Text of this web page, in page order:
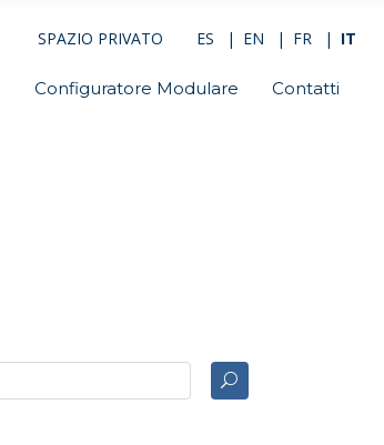
SPAZIO PRIVATO ES EN FR IT
Configuratore Modulare Contatti